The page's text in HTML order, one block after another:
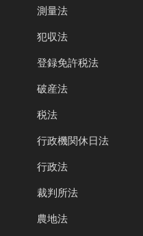
測量法
犯収法
登録免許税法
破産法
税法
行政機関休日法
行政法
裁判所法
農地法